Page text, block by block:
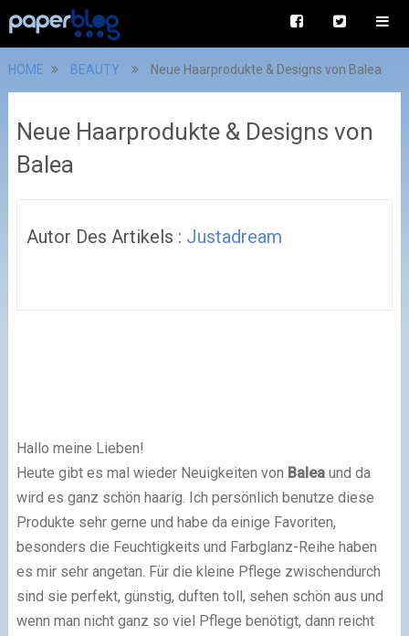
HOME BEAUTY Neue Haarprodukte & Designs von Balea
Neue Haarprodukte & Designs von
Balea
Autor Des Artikels : Justadream
Hallo meine Lieben!
Heute gibt es mal wieder Neuigkeiten von Baleaund da
wird es ganz schön haarig. Ich persönlich benutze diese
Produkte sehr gerne und habe da einige Favoriten,
besonders die Feuchtigkeits und Farbglanz-Reihe haben
es mir sehr angetan. Für die kleine Pflege zwischendurch
sind sie perfekt, günstig, duften toll, sehen schön aus und
wenn man nicht ganz so viel Pflege benötigt, dann reicht